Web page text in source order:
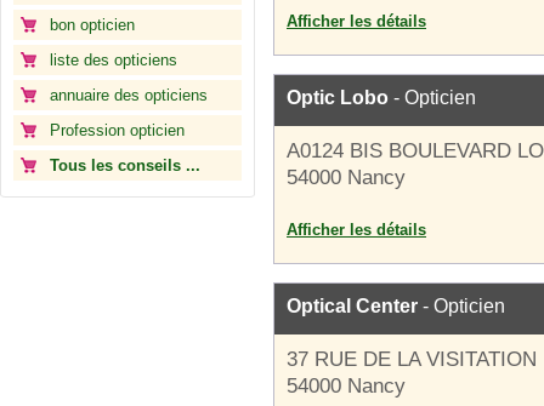
bon opticien
liste des opticiens
annuaire des opticiens
Profession opticien
Tous les conseils ...
Afficher les détails
Optic Lobo - Opticien
A0124 BIS BOULEVARD
54000 Nancy
Afficher les détails
Optical Center - Opticien
37 RUE DE LA VISITATION
54000 Nancy